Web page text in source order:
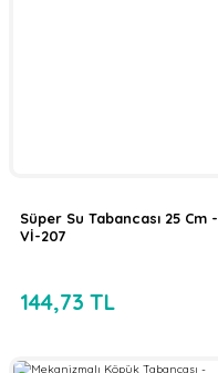
Süper Su Tabancası 25 Cm -
Vİ-207
144,73 TL